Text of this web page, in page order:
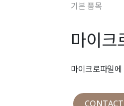
기본 품목
마이크
마이크로파일